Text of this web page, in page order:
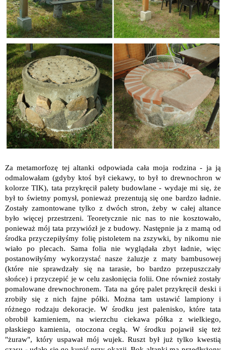
Za metamorfozę tej altanki odpowiada cała moja rodzina - ja ją
odmalowałam (gdyby ktoś był ciekawy, to był to drewnochron w
kolorze TIK), tata przykręcił palety budowlane - wydaje mi się, że
był to świetny pomysł, ponieważ prezentują się one bardzo ładnie.
Zostały zamontowane tylko z dwóch stron, żeby w całej altance
było więcej przestrzeni. Teoretycznie nic nas to nie kosztowało,
ponieważ mój tata przywiózł je z budowy. Następnie ja z mamą od
środka przyczepiłyśmy folię pistoletem na zszywki, by nikomu nie
wiało po plecach. Sama folia nie wyglądała zbyt ładnie, więc
postanowiłyśmy wykorzystać nasze żaluzje z maty bambusowej
(które nie sprawdzały się na tarasie, bo bardzo przepuszczały
słońce) i przyczepić je w celu zasłonięcia folii. One również zostały
pomalowane drewnochronem. Tata na górę palet przykręcił deski i
zrobiły się z nich fajne półki. Można tam ustawić lampiony i
różnego rodzaju dekoracje. W środku jest palenisko, które tata
obrobił kamieniem, na wierzchu ciekawa półka z wielkiego,
płaskiego kamienia, otoczona cegłą. W środku pojawił się też
"żuraw", który uspawał mój wujek. Ruszt był już tylko kwestią